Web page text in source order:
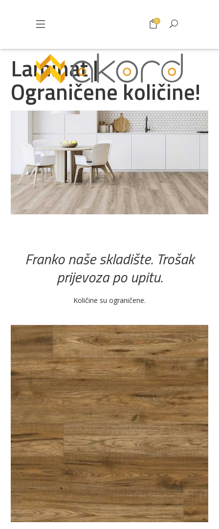
0
Laminat |
Ograničene količine!
Franko naše skladište. Trošak
prijevoza po upitu.
Količine su ograničene.
DODAJ U KOŠARICU